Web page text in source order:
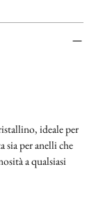
ideale per
sia per anelli che
a qualsiasi